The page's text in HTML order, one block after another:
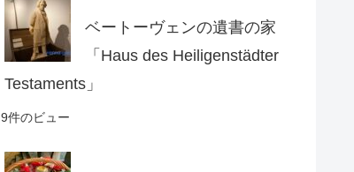
ベートーヴェンの遺書の家
「Haus des Heiligenstädter
Testaments」
9件のビュー